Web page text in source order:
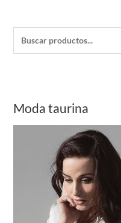
Moda taurina